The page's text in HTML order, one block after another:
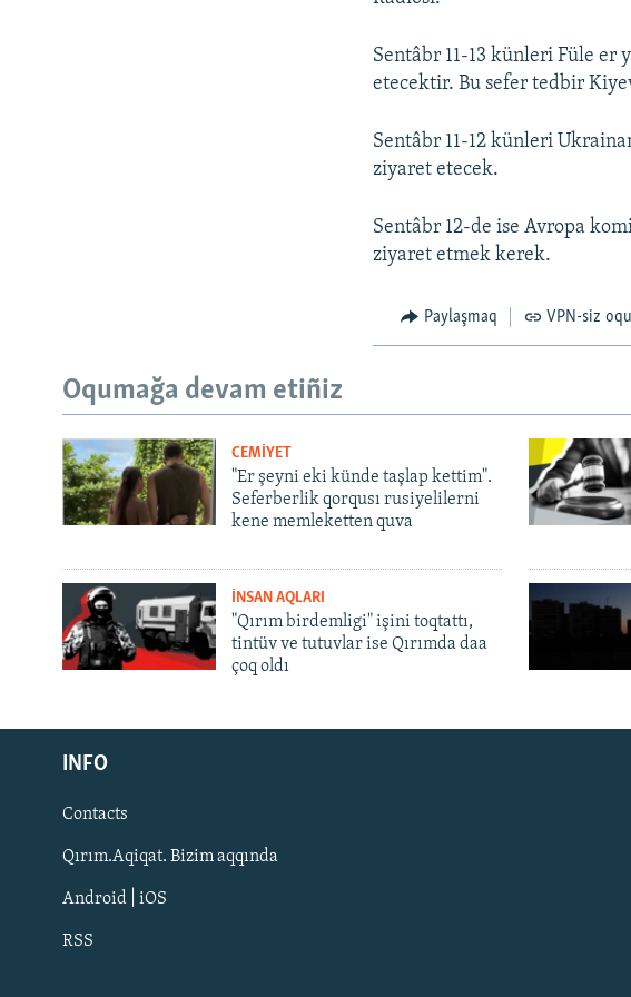
Русский
Українською
QOŞULIÑIZ!
Sentâbr 11-13 künleri Füle er
etecektir. Bu sefer tedbir
Sentâbr 11-12 künleri
ziyaret etecek.
Sentâbr 12-de ise Avropa
ziyaret etmek kerek.
Paylaşmaq VPN-siz
Oqumağa devam etiñiz
CEMİYET
"Er şeyni eki künde taşlap kettim".
Seferberlik qorqusı rusiyelilerni
kene memleketten quva
İNSAN AQLARI
"Qırım birdemligi" işini toqtattı,
tintüv ve tutuvlar ise Qırımda daa
çoq oldı
INFO
Contacts
Qırım.Aqiqat. Bizim aqqında
Android | iOS
RSS